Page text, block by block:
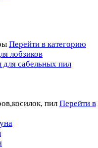
Перейти в категорию
лобзиков
сабельных пил
пил Перейти в